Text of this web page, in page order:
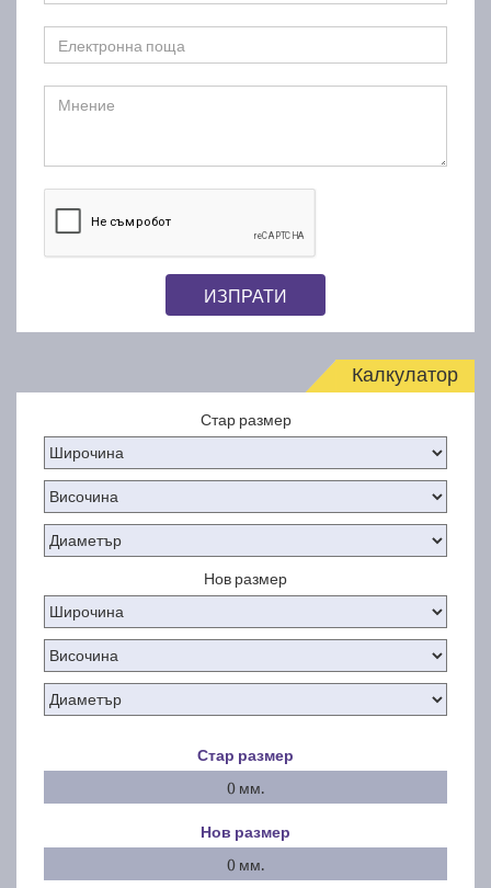
ИЗПРАТИ
Калкулатор
Стар размер
Нов размер
Стар размер
0 мм.
Нов размер
0 мм.